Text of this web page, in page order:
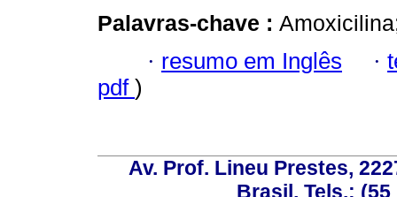
Palavras-chave :
· resumo em Inglês ·
pdf )
Av. Prof. Lineu Prestes,
Brasil, Tels.: (55